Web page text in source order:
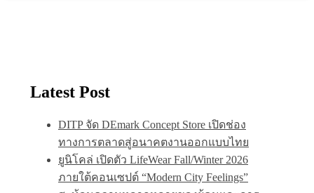
Latest Post
DITP จัด DEmark Concept Store เปิดช่อง
ทางการตลาดสู่อนาคตงานออกแบบไทย
ยูนิโคล่ เปิดตัว LifeWear Fall/Winter 2026
ภายใต้คอนเซปต์ “Modern City Feelings”